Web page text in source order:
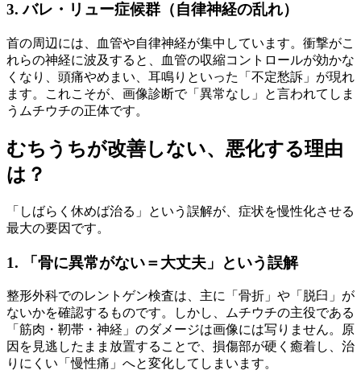
3. バレ・リュー症候群（自律神経の乱れ）
首の周辺には、血管や自律神経が集中しています。衝撃がこ
れらの神経に波及すると、血管の収縮コントロールが効かな
くなり、頭痛やめまい、耳鳴りといった「不定愁訴」が現れ
ます。これこそが、画像診断で「異常なし」と言われてしま
うムチウチの正体です。
むちうちが改善しない、悪化する理由
は？
「しばらく休めば治る」という誤解が、症状を慢性化させる
最大の要因です。
1. 「骨に異常がない＝大丈夫」という誤解
整形外科でのレントゲン検査は、主に「骨折」や「脱臼」が
ないかを確認するものです。しかし、ムチウチの主役である
「筋肉・靭帯・神経」のダメージは画像には写りません。原
因を見逃したまま放置することで、損傷部が硬く癒着し、治
りにくい「慢性痛」へと変化してしまいます。